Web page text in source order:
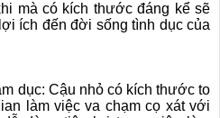
mà có kích thước đáng kể sẽ
ích đến đời sống tình dục của
dục: Cậu nhỏ có kích thước to
làm việc va chạm cọ xát với